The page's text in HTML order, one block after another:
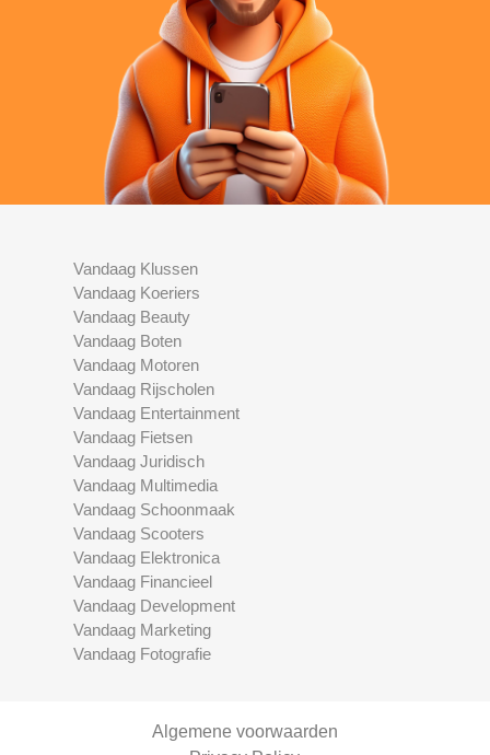
Vandaag Klussen
Vandaag Koeriers
Vandaag Beauty
Vandaag Boten
Vandaag Motoren
Vandaag Rijscholen
Vandaag Entertainment
Vandaag Fietsen
Vandaag Juridisch
Vandaag Multimedia
Vandaag Schoonmaak
Vandaag Scooters
Vandaag Elektronica
Vandaag Financieel
Vandaag Development
Vandaag Marketing
Vandaag Fotografie
Algemene voorwaarden